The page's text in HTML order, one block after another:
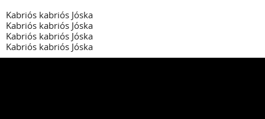
Kabriós kabriós Jóska
Kabriós kabriós Jóska
Kabriós kabriós Jóska
Kabriós kabriós Jóska